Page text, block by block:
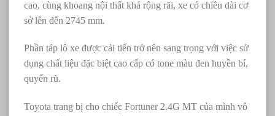
cao, cùng khoang nội thất khá rộng rãi, xe có chiều dài cơ
sở lên đến 2745 mm.
Phần táp lô xe được cải tiến trở nên sang trọng với việc sử
dụng chất liệu đặc biệt cao cấp có tone màu đen huyền bí,
quyến rũ.
Toyota trang bị cho chiếc Fortuner 2.4G MT của mình vô